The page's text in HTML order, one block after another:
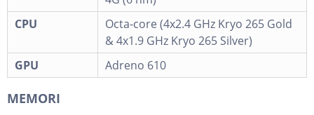
CPU
Octa-core (4x2.4 GHz Kryo 265 Gold
& 4x1.9 GHz Kryo 265 Silver)
GPU
Adreno 610
MEMORI